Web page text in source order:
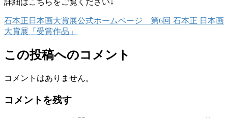
石本正日本画大賞展公式ホームページ 第6回 石本正 日本画
大賞展「受賞作品」
この投稿へのコメント
コメントはありません。
コメントを残す